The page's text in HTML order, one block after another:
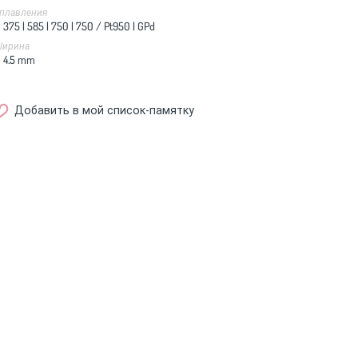
375 | 585 | 750 | 750 / Pt950 | GPd
4.5 mm
Добавить в мой список-памятку